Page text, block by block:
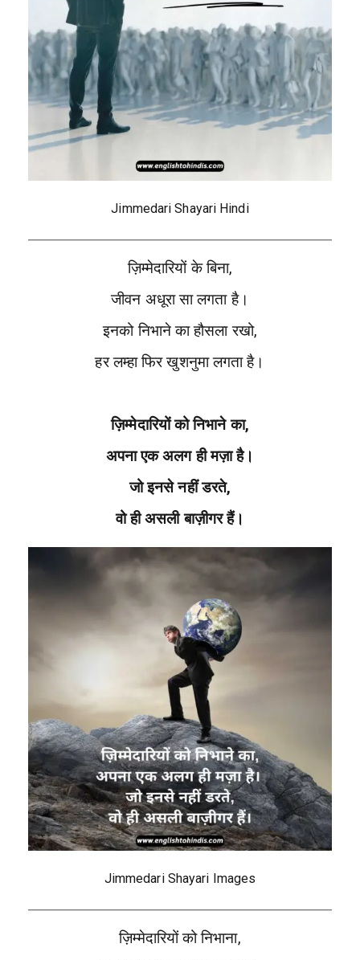
Jimmedari Shayari Hindi
ज़िम्मेदारियों के बिना,
जीवन अधूरा सा लगता है।
इनको निभाने का हौसला रखो,
हर लम्हा फिर खुशनुमा लगता है।
ज़िम्मेदारियों को निभाने का,
अपना एक अलग ही मज़ा है।
जो इनसे नहीं डरते,
वो ही असली बाज़ीगर हैं।
Jimmedari Shayari Images
ज़िम्मेदारियों को निभाना,